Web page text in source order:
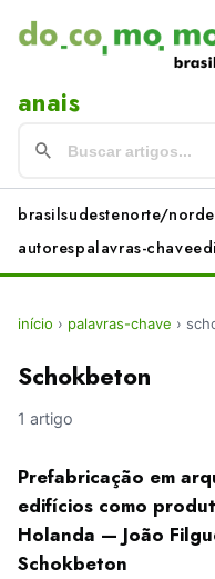
anais
brasilsudestenorte/
autorespalavras-chave
início › palavras-chave ›
Schokbeton
1 artigo
Prefabricação em
edifícios como
Holanda — João
Schokbeton